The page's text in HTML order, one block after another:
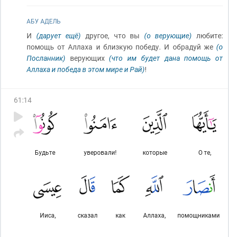
АБУ АДЕЛЬ
И (дарует ещё) другое, что вы (о верующие) любите:
помощь от Аллаха и близкую победу. И обрадуй же (о
Посланник) верующих(что им будет дана помощь от
Аллаха и победа в этом мире и Рай)!
61 :14
О те,
которые
уверовали!
Будьте
помощниками
Аллаха,
как
сказал
Ииса,